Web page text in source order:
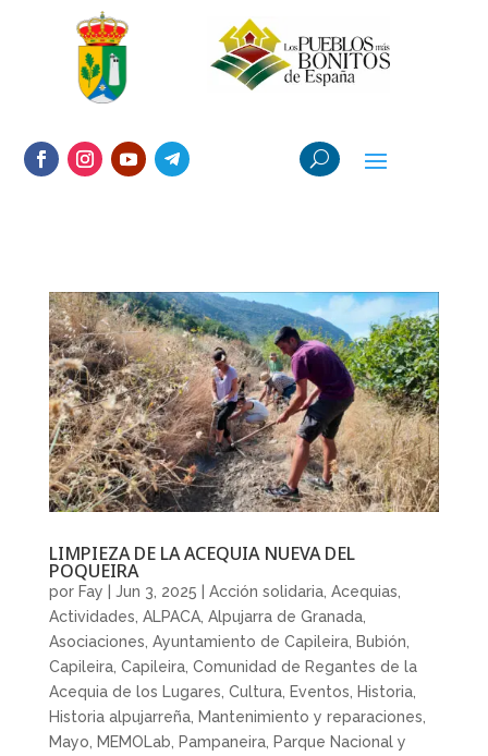
LIMPIEZA DE LA ACEQUIA NUEVA DEL
POQUEIRA
por Fay | Jun 3, 2025 | Acción solidaria, Acequias
Actividades ALPACA, Alpujarra de Granada,
Asociaciones Ayuntamiento de Capileira, Bubión
Capileira, Capileira, Comunidad de Regantes de la
Acequia de los Lugares Cultura, Eventos Historia,
Historia alpujarreña, Mantenimiento y reparaciones
Mayo MEMOLab Pampaneira, Parque Nacional y